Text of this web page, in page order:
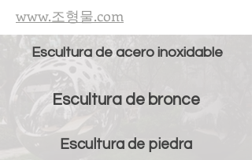
www.조형물.com
Escultura de acero inoxidable
Escultura de bronce
Escultura de piedra